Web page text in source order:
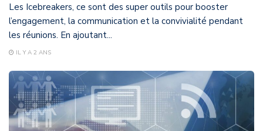
Les Icebreakers, ce sont des super outils pour booster
l’engagement, la communication et la convivialité pendant
les réunions. En ajoutant...
IL Y A 2 ANS